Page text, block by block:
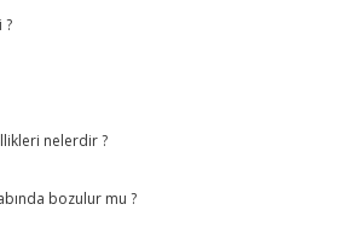
?
nelerdir ?
bozulur mu ?